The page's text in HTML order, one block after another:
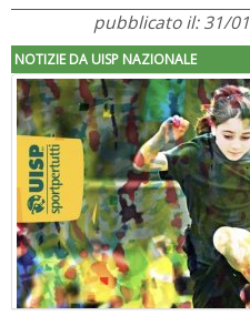
pubblicato il: 31/
NOTIZIE DA UISP NAZIONALE